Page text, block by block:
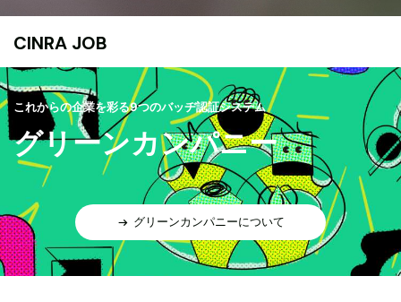
CINRA JOB
これからの企業を彩る9つのバッヂ認証システム
グリーンカンパニー
グリーンカンパニーについて